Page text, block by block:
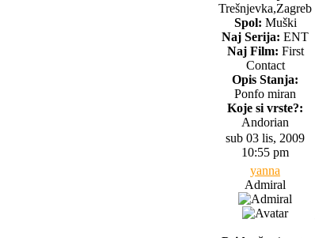
Trešnjevka,Zagreb
Spol: Muški
Naj Serija: ENT
Naj Film: First
Contact
Opis Stanja:
Ponfo miran
Koje si vrste?:
Andorian
sub 03 lis, 2009
10:55 pm
yanna
Admiral